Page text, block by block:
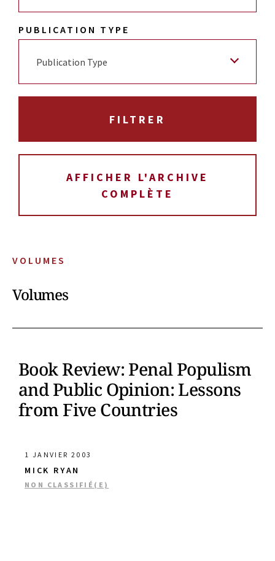
VOLUMES
Volumes
Book Review: Penal Populism
and Public Opinion: Lessons
from Five Countries
1 JANVIER 2003
MICK RYAN
NON CLASSIFIÉ(E)
PUBLICATION TYPE
Publication Type
AFFICHER L'ARCHIVE
COMPLÈTE